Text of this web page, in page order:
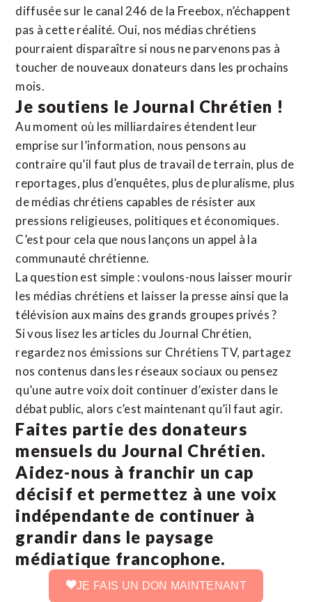
diffusée sur le canal 246 de la Freebox, n’échappent
pas à cette réalité. Oui, nos médias chrétiens
pourraient disparaître si nous ne parvenons pas à
toucher de nouveaux donateurs dans les prochains
mois.
Je soutiens le Journal Chrétien !
Au moment où les milliardaires étendent leur
emprise sur l’information, nous pensons au
contraire qu’il faut plus de travail de terrain, plus de
reportages, plus d’enquêtes, plus de pluralisme, plus
de médias chrétiens capables de résister aux
pressions religieuses, politiques et économiques.
C’est pour cela que nous lançons un appel à la
communauté chrétienne.
La question est simple : voulons-nous laisser mourir
les médias chrétiens et laisser la presse ainsi que la
télévision aux mains des grands groupes privés ?
Si vous lisez les articles du Journal Chrétien,
regardez nos émissions sur Chrétiens TV, partagez
nos contenus dans les réseaux sociaux ou pensez
qu’une autre voix doit continuer d’exister dans le
débat public, alors c’est maintenant qu’il faut agir.
Faites partie des donateurs
mensuels du Journal Chrétien.
Aidez-nous à franchir un cap
décisif et permettez à une voix
indépendante de continuer à
grandir dans le paysage
médiatique francophone.
JE FAIS UN DON MAINTENANT